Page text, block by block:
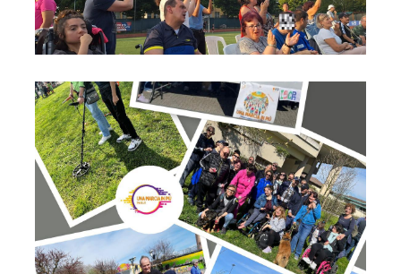
cdd_3